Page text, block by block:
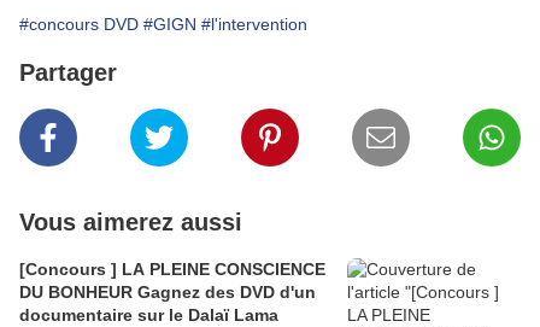
#concours DVD #GIGN #l'intervention
Partager
Vous aimerez aussi
[Concours ] LA PLEINE CONSCIENCE
DU BONHEUR Gagnez des DVD d'un
documentaire sur le Dalaï Lama